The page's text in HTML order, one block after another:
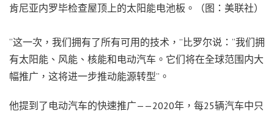
肯尼亚内罗毕检查屋顶上的太阳能电池板。（图：美联社）
“这一次，我们拥有了所有可用的技术，”比罗尔说：“我们拥
有太阳能、风能、核能和电动汽车。它们将在全球范围内大
幅推广，这将进一步推动能源转型”。
他提到了电动汽车的快速推广——2020年，每25辆汽车中只